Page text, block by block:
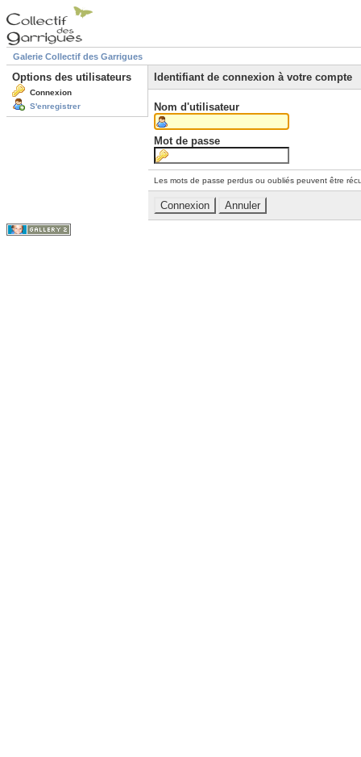
Galerie Collectif des Garrigues
Options des utilisateurs
Connexion
S'enregistrer
Identifiant de connexion à votre compte
Nom d'utilisateur
Mot de passe
Les mots de passe perdus ou oubliés peuvent être